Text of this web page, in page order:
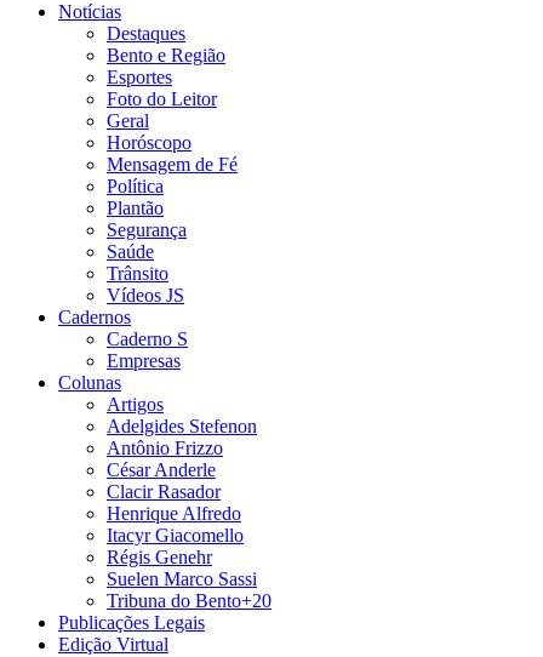
Notícias
Destaques
Bento e Região
Esportes
Foto do Leitor
Geral
Horóscopo
Mensagem de Fé
Política
Plantão
Segurança
Saúde
Trânsito
Vídeos JS
Cadernos
Caderno S
Empresas
Colunas
Artigos
Adelgides Stefenon
Antônio Frizzo
César Anderle
Clacir Rasador
Henrique Alfredo
Itacyr Giacomello
Régis Genehr
Suelen Marco Sassi
Tribuna do Bento+20
Publicações Legais
Edição Virtual